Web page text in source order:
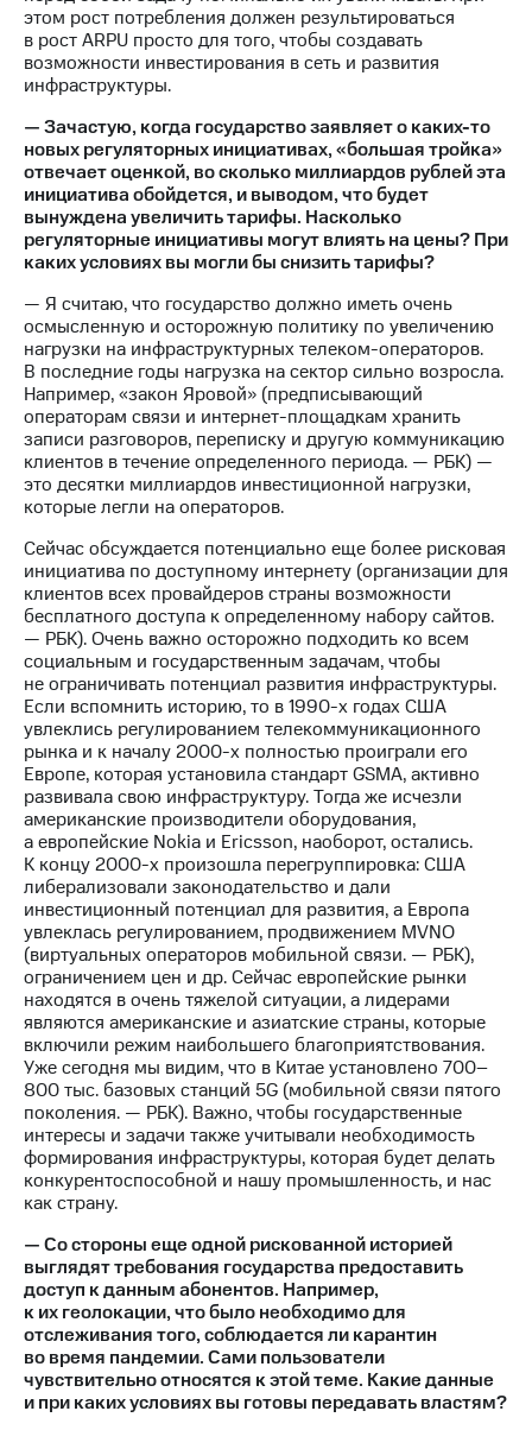
этом рост потребления должен результироваться
в рост ARPU просто для того, чтобы создавать
возможности инвестирования в сеть и развития
инфраструктуры.
— Зачастую, когда государство заявляет о каких-то
новых регуляторных инициативах, «большая тройка»
отвечает оценкой, во сколько миллиардов рублей эта
инициатива обойдется, и выводом, что будет
вынуждена увеличить тарифы. Насколько
регуляторные инициативы могут влиять на цены? При
каких условиях вы могли бы снизить тарифы?
— Я считаю, что государство должно иметь очень
осмысленную и осторожную политику по увеличению
нагрузки на инфраструктурных телеком-операторов.
В последние годы нагрузка на сектор сильно возросла.
Например, «закон Яровой» (предписывающий
операторам связи и интернет-площадкам хранить
записи разговоров, переписку и другую коммуникацию
клиентов в течение определенного периода. — РБК) —
это десятки миллиардов инвестиционной нагрузки,
которые легли на операторов.
Сейчас обсуждается потенциально еще более рисковая
инициатива по доступному интернету (организации для
клиентов всех провайдеров страны возможности
бесплатного доступа к определенному набору сайтов.
— РБК). Очень важно осторожно подходить ко всем
социальным и государственным задачам, чтобы
не ограничивать потенциал развития инфраструктуры.
Если вспомнить историю, то в 1990-х годах США
увлеклись регулированием телекоммуникационного
рынка и к началу 2000-х полностью проиграли его
Европе, которая установила стандарт GSMA, активно
развивала свою инфраструктуру. Тогда же исчезли
американские производители оборудования,
а европейские Nokia и Ericsson, наоборот, остались.
К концу 2000-х произошла перегруппировка: США
либерализовали законодательство и дали
инвестиционный потенциал для развития, а Европа
увлеклась регулированием, продвижением MVNO
(виртуальных операторов мобильной связи. — РБК),
ограничением цен и др. Сейчас европейские рынки
находятся в очень тяжелой ситуации, а лидерами
являются американские и азиатские страны, которые
включили режим наибольшего благоприятствования.
Уже сегодня мы видим, что в Китае установлено 700–
800 тыс. базовых станций 5G (мобильной связи пятого
поколения. — РБК). Важно, чтобы государственные
интересы и задачи также учитывали необходимость
формирования инфраструктуры, которая будет делать
конкурентоспособной и нашу промышленность, и нас
как страну.
— Со стороны еще одной рискованной историей
выглядят требования государства предоставить
доступ к данным абонентов. Например,
к их геолокации, что было необходимо для
отслеживания того, соблюдается ли карантин
во время пандемии. Сами пользователи
чувствительно относятся к этой теме. Какие данные
и при каких условиях вы готовы передавать властям?